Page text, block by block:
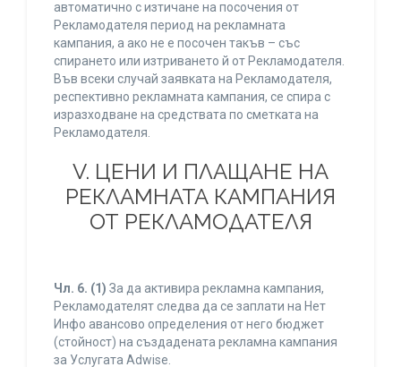
автоматично с изтичане на посочения от
Рекламодателя период на рекламната
кампания, а ако не е посочен такъв – със
спирането или изтриването й от Рекламодателя.
Във всеки случай заявката на Рекламодателя,
респективно рекламната кампания, се спира с
изразходване на средствата по сметката на
Рекламодателя.
V. ЦЕНИ И ПЛАЩАНЕ НА
РЕКЛАМНАТА КАМПАНИЯ
ОТ РЕКЛАМОДАТЕЛЯ
Чл. 6. (1) За да активира рекламна кампания,
Рекламодателят следва да се заплати на Нет
Инфо авансово определения от него бюджет
(стойност) на създадената рекламна кампания
за Услугата Adwise.